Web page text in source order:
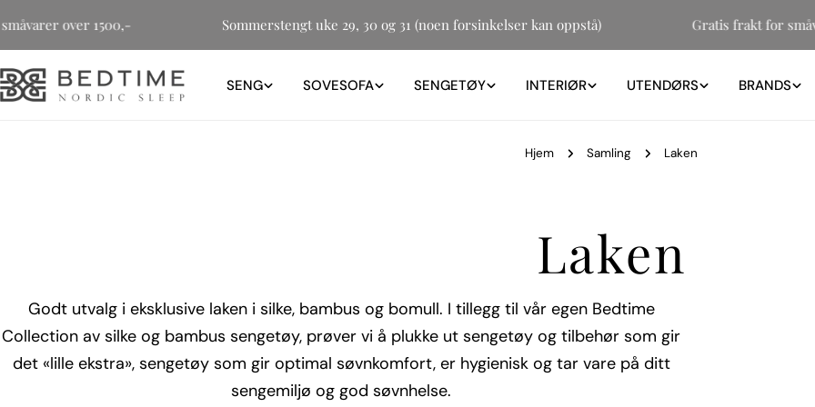
til
innholdet
småvarer over 1500,- Sommerstengt uke 29, 30 og 31 (noen forsinkelser kan oppstå) Gratis frakt for
SENG SOVESOFA SENGETØY INTERIØR UTENDØRS BRANDS
Hjem Samling Laken
S
a
m
Laken
Godt utvalg i eksklusive laken i silke, bambus og bomull. I tillegg til vår egen Bedtime
Collection av silke og bambus sengetøy, prøver vi å plukke ut sengetøy og tilbehør som gir
det «lille ekstra», sengetøy som gir optimal søvnkomfort, er hygienisk og tar vare på ditt
sengemiljø og god søvnhelse.